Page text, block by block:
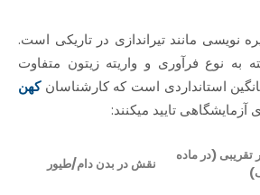
نویسی مانند تیراندازی در تاریکی است.
به نوع فرآوری و واریته زیتون متفاوت
استانداردی است که کارشناسانکهن
تایید میکنند:
تقریبی (در ماده
نقش در بدن دام/طیور